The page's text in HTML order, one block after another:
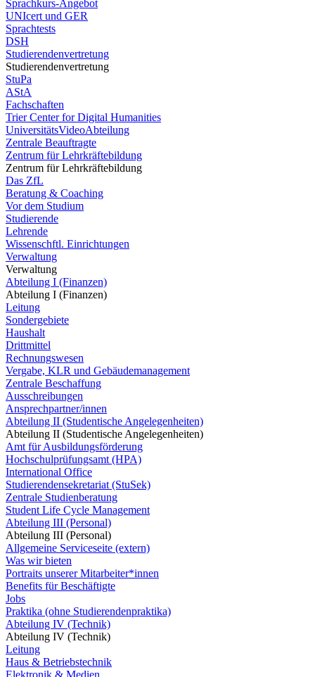
Sprachkurs-Angebot
UNIcert und GER
Sprachtests
DSH
Studierendenvertretung
Studierendenvertretung
StuPa
AStA
Fachschaften
Trier Center for Digital Humanities
UniversitätsVideoAbteilung
Zentrale Beauftragte
Zentrum für Lehrkräftebildung
Zentrum für Lehrkräftebildung
Das ZfL
Beratung & Coaching
Vor dem Studium
Studierende
Lehrende
Wissenschftl. Einrichtungen
Verwaltung
Verwaltung
Abteilung I (Finanzen)
Abteilung I (Finanzen)
Leitung
Sondergebiete
Haushalt
Drittmittel
Rechnungswesen
Vergabe, KLR und Gebäudemanagement
Zentrale Beschaffung
Ausschreibungen
Ansprechpartner/innen
Abteilung II (Studentische Angelegenheiten)
Abteilung II (Studentische Angelegenheiten)
Amt für Ausbildungsförderung
Hochschulprüfungsamt (HPA)
International Office
Studierendensekretariat (StuSek)
Zentrale Studienberatung
Student Life Cycle Management
Abteilung III (Personal)
Abteilung III (Personal)
Allgemeine Serviceseite (extern)
Was wir bieten
Portraits unserer Mitarbeiter*innen
Benefits für Beschäftigte
Jobs
Praktika (ohne Studierendenpraktika)
Abteilung IV (Technik)
Abteilung IV (Technik)
Leitung
Haus & Betriebstechnik
Elektronik & Medien